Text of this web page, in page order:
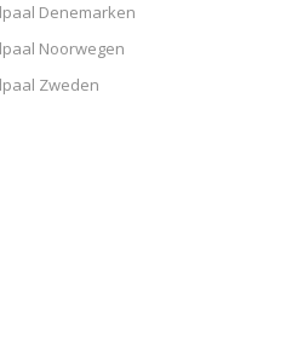
Denemarken
Noorwegen
Zweden